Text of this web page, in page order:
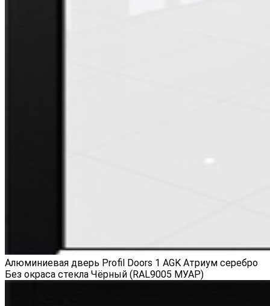
Алюминиевая дверь Profil Doors 1 AGK Атриум серебро
Без окраса стекла Чёрный (RAL9005 МУАР)